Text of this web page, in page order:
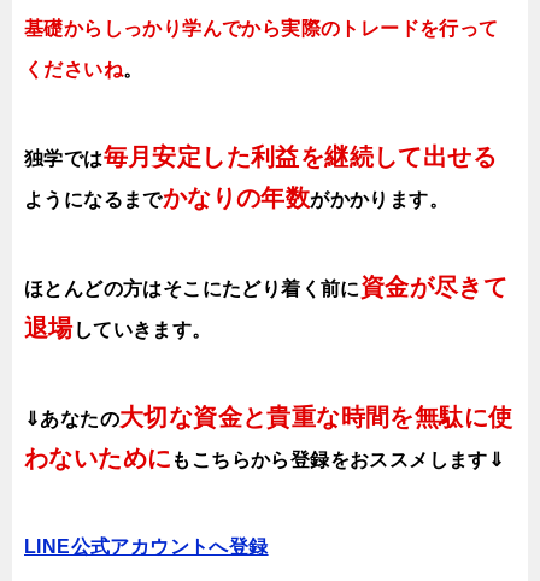
基礎からしっかり学んでから実際のトレードを行って
くださいね。
独学では毎月安定した利益を継続して出せる
ようになるまでかなりの年数がかかります。
ほとんどの方はそこにたどり着く前に資金が尽きて
退場していきます。
⇓あなたの大切な資金と貴重な時間を無駄に使
わないために も こちらから登録をおススメします⇓
LINE公式アカウントへ登録